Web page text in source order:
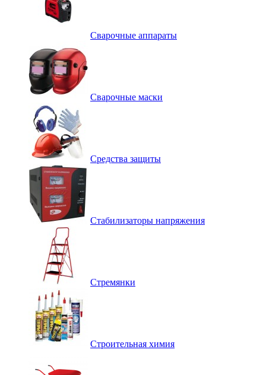
Сварочные аппараты
Сварочные маски
Средства защиты
Стабилизаторы напряжения
Стремянки
Строительная химия